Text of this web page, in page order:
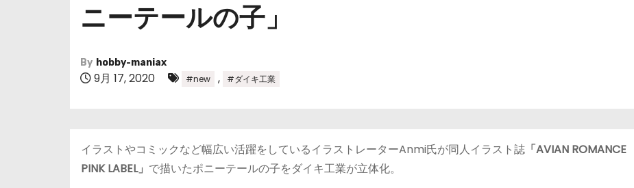
ニーテールの子」
By hobby-maniax
9月 17, 2020 #new , #ダイキ工業
イラストやコミックなど幅広い活躍をしているイラストレーターAnmi氏が同人イラスト誌 「AVIAN ROMANCE
PINK LABEL」 で描いたポニーテールの子をダイキ工業が立体化。